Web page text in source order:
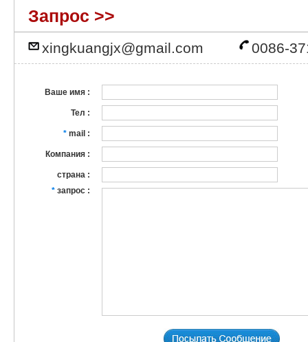
Запрос >>
xingkuangjx@gmail.com 0086-
Ваше имя :
Тел :
* mail :
Компания :
страна :
* запрос :